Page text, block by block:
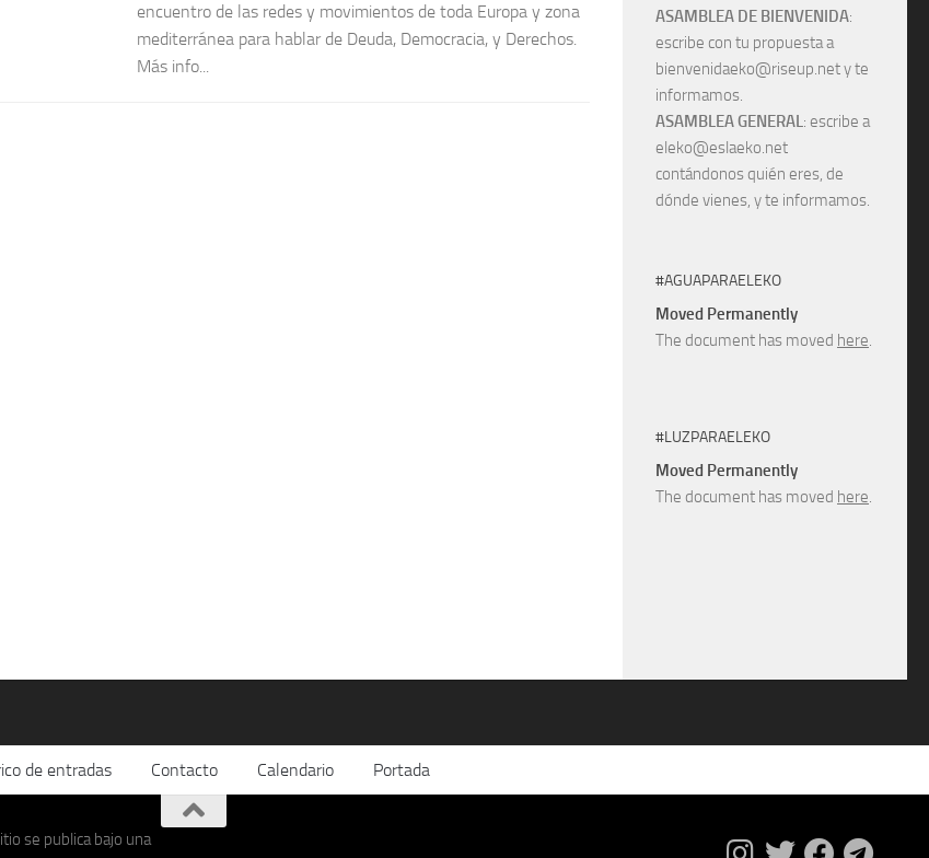
encuentro de las redes y movimientos de toda Europa y zona
mediterránea para hablar de Deuda, Democracia, y Derechos.
Más info...
ASAMBLEA DE BIENVENIDA:
escribe con tu propuesta a
bienvenidaeko@riseup.net y te
informamos.
ASAMBLEA GENERAL: escribe a
eleko@eslaeko.net
contándonos quién eres, de
dónde vienes, y te informamos.
#AGUAPARAELEKO
Moved Permanently
The document has moved here.
#LUZPARAELEKO
Moved Permanently
The document has moved here.
de entradas Contacto Calendario Portada
se publica bajo una